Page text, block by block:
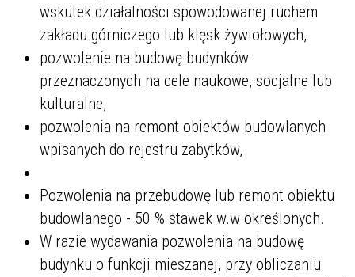
wskutek działalności spowodowanej ruchem
zakładu górniczego lub klęsk żywiołowych,
pozwolenie na budowę budynków
przeznaczonych na cele naukowe, socjalne lub
kulturalne,
pozwolenia na remont obiektów budowlanych
wpisanych do rejestru zabytków,
Pozwolenia na przebudowę lub remont obiektu
budowlanego - 50 % stawek w.w określonych.
W razie wydawania pozwolenia na budowę
budynku o funkcji mieszanej, przy obliczaniu